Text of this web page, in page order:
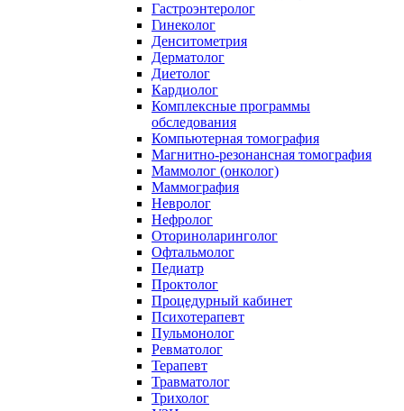
Гастроэнтеролог
Гинеколог
Денситометрия
Дерматолог
Диетолог
Кардиолог
Комплексные программы
обследования
Компьютерная томография
Магнитно-резонансная томография
Маммолог (онколог)
Маммография
Невролог
Нефролог
Оториноларинголог
Офтальмолог
Педиатр
Проктолог
Процедурный кабинет
Психотерапевт
Пульмонолог
Ревматолог
Терапевт
Травматолог
Трихолог